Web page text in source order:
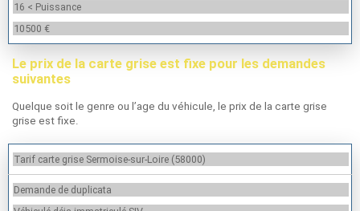
16 < Puissance
10500 €
Le prix de la carte grise est fixe pour les demandes
suivantes
Quelque soit le genre ou l’age du véhicule, le prix de la carte grise
grise est fixe.
Tarif carte grise Sermoise-sur-Loire (58000)
Demande de duplicata